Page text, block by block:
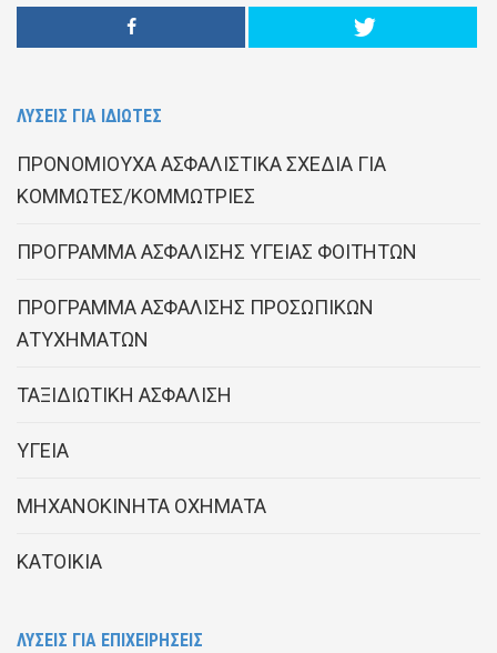
ΛΥΣΕΙΣ ΓΙΑ ΙΔΙΩΤΕΣ
ΠΡΟΝΟΜΙΟΥΧΑ ΑΣΦΑΛΙΣΤΙΚΑ ΣΧΕΔΙΑ ΓΙΑ
ΚΟΜΜΩΤΕΣ/ΚΟΜΜΩΤΡΙΕΣ
ΠΡΟΓΡΑΜΜΑ ΑΣΦΑΛΙΣΗΣ ΥΓΕΙΑΣ ΦΟΙΤΗΤΩΝ
ΠΡΟΓΡΑΜΜΑ ΑΣΦΑΛΙΣΗΣ ΠΡΟΣΩΠΙΚΩΝ
ΑΤΥΧΗΜΑΤΩΝ
ΤΑΞΙΔΙΩΤΙΚΗ ΑΣΦΑΛΙΣΗ
ΥΓΕΙΑ
ΜΗΧΑΝΟΚΙΝΗΤΑ ΟΧΗΜΑΤΑ
ΚΑΤΟΙΚΙΑ
ΛΥΣΕΙΣ ΓΙΑ ΕΠΙΧΕΙΡΗΣΕΙΣ